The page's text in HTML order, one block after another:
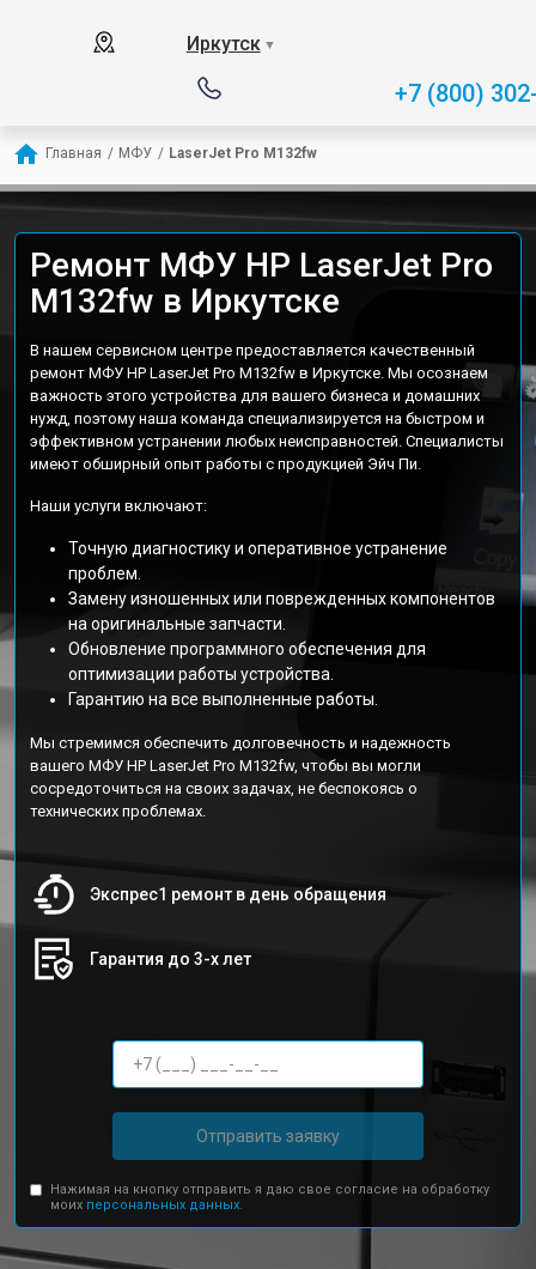
Иркутск ▼
+7 (800)
Главная / МФУ / LaserJet Pro M132fw
Ремонт МФУ HP LaserJet Pro
M132fw в Иркутске
В нашем сервисном центре предоставляется качественный
ремонт МФУ HP LaserJet Pro M132fw в Иркутске. Мы осознаем
важность этого устройства для вашего бизнеса и домашних
нужд, поэтому наша команда специализируется на быстром и
эффективном устранении любых неисправностей. Специалисты
имеют обширный опыт работы с продукцией Эйч Пи.
Наши услуги включают:
Точную диагностику и оперативное устранение
проблем.
Замену изношенных или поврежденных компонентов
на оригинальные запчасти.
Обновление программного обеспечения для
оптимизации работы устройства.
Гарантию на все выполненные работы.
Мы стремимся обеспечить долговечность и надежность
вашего МФУ HP LaserJet Pro M132fw, чтобы вы могли
сосредоточиться на своих задачах, не беспокоясь о
технических проблемах.
Экспрес1 ремонт в день обращения
Гарантия до 3-х лет
Отправить заявку
Нажимая на кнопку отправить я даю свое согласие на обработку
моих персональных данных.